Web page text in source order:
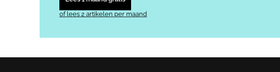
of lees 2 artikelen per maand